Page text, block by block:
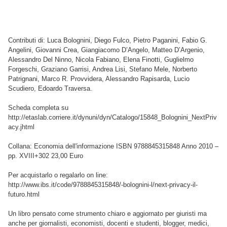
Contributi di: Luca Bolognini, Diego Fulco, Pietro Paganini, Fabio G.
Angelini, Giovanni Crea, Giangiacomo D’Angelo, Matteo D’Argenio,
Alessandro Del Ninno, Nicola Fabiano, Elena Finotti, Guglielmo
Forgeschi, Graziano Garrisi, Andrea Lisi, Stefano Mele, Norberto
Patrignani, Marco R. Provvidera, Alessandro Rapisarda, Lucio
Scudiero, Edoardo Traversa.
Scheda completa su
http://etaslab.corriere.it/dynuni/dyn/Catalogo/15848_Bolognini_NextPriv
acy.jhtml
Collana: Economia dell'informazione ISBN 9788845315848 Anno 2010 –
pp. XVIII+302 23,00 Euro
Per acquistarlo o regalarlo on line:
http://www.ibs.it/code/9788845315848/-bolognini-l/next-privacy-il-
futuro.html
Un libro pensato come strumento chiaro e aggiornato per giuristi ma
anche per giornalisti, economisti, docenti e studenti, blogger, medici,